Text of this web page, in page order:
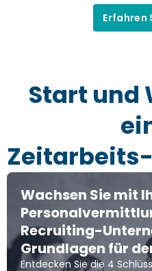
Erfahren
Start und
Wachsen Sie mit
Recruiting-
Grundlagen für
Entdecken Sie die 4